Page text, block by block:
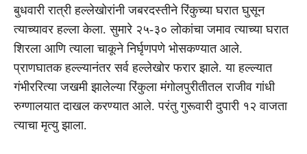
बुधवारी रात्री हल्लेखोरांनी जबरदस्तीने रिंकुच्या घरात घुसून
त्याच्यावर हल्ला केला. सुमारे २५-३० लोकांचा जमाव त्याच्या घरात
शिरला आणि त्याला चाकूने निर्घृणपणे भोसकण्यात आले.
प्राणघातक हल्ल्यानंतर सर्व हल्लेखोर फरार झाले. या हल्ल्यात
गंभीररित्या जखमी झालेल्या रिंकुला मंगोलपुरीतीतल राजीव गांधी
रुग्णालयात दाखल करण्यात आले. परंतु गुरूवारी दुपारी १२ वाजता
त्याचा मृत्यु झाला.